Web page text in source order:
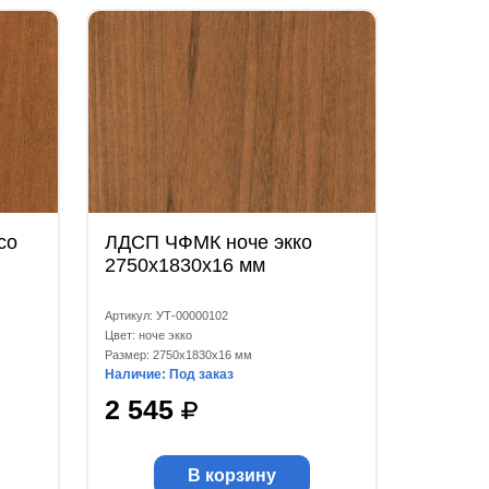
ЛДСП ЧФМК ноче экко
2750x1830x16 мм
Артикул: УТ-00000102
Цвет: ноче экко
Размер: 2750x1830x16 мм
Наличие: Под заказ
2 545
В корзину